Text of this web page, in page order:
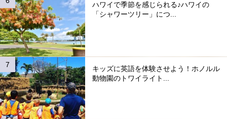
ハワイで季節を感じられる♪ハワイの
「シャワーツリー」につ...
キッズに英語を体験させよう！ホノルル
動物園のトワイライト...